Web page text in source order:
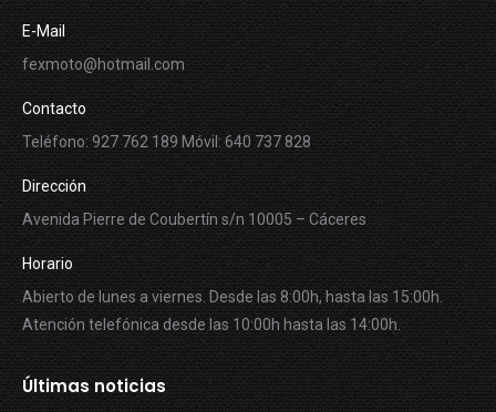
E-Mail
fexmoto@hotmail.com
Contacto
Teléfono: 927 762 189 Móvil: 640 737 828
Dirección
Avenida Pierre de Coubertín s/n 10005 – Cáceres
Horario
Abierto de lunes a viernes. Desde las 8:00h, hasta las 15:00h.
Atención telefónica desde las 10:00h hasta las 14:00h.
Últimas noticias